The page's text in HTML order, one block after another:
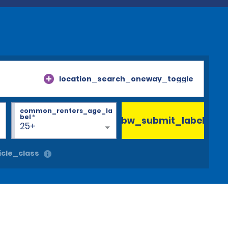
location_search_oneway_toggle
25+
common_renters_age_la
bel* bw_submit_label